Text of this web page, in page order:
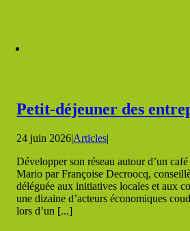
Petit-déjeuner des
24 juin 2026|Articles|
Développer son réseau autour d’un
Mario par Françoise Decroocq,
déléguée aux initiatives locales et aux
une dizaine d’acteurs économiques
lors d’un [...]